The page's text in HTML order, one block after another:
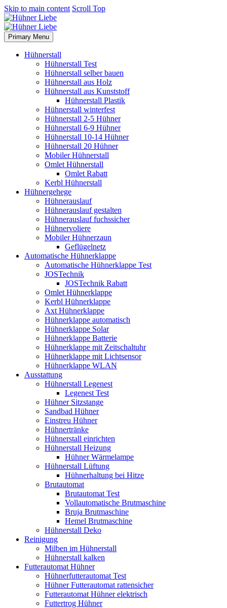
Skip to main content Scroll Top
Primary Menu
Hühnerstall
Hühnerstall Test
Hühnerstall selber bauen
Hühnerstall aus Holz
Hühnerstall aus Kunststoff
Hühnerstall Plastik
Hühnerstall winterfest
Hühnerstall 2-5 Hühner
Hühnerstall 6-9 Hühner
Hühnerstall 10-14 Hühner
Hühnerstall 20 Hühner
Mobiler Hühnerstall
Omlet Hühnerstall
Omlet Rabatt
Kerbl Hühnerstall
Hühnergehege
Hühnerauslauf
Hühnerauslauf gestalten
Hühnerauslauf fuchssicher
Hühnervoliere
Mobiler Hühnerzaun
Geflügelnetz
Automatische Hühnerklappe
Automatische Hühnerklappe Test
JOSTechnik
JOSTechnik Rabatt
Omlet Hühnerklappe
Kerbl Hühnerklappe
Axt Hühnerklappe
Hühnerklappe automatisch
Hühnerklappe Solar
Hühnerklappe Batterie
Hühnerklappe mit Zeitschaltuhr
Hühnerklappe mit Lichtsensor
Hühnerklappe WLAN
Ausstattung
Hühnerstall Legenest
Legenest Test
Hühner Sitzstange
Sandbad Hühner
Einstreu Hühner
Hühnertränke
Hühnerstall einrichten
Hühnerstall Heizung
Hühner Wärmelampe
Hühnerstall Lüftung
Hühnerhaltung bei Hitze
Brutautomat
Brutautomat Test
Vollautomatische Brutmaschine
Bruja Brutmaschine
Hemel Brutmaschine
Hühnerstall Deko
Reinigung
Milben im Hühnerstall
Hühnerstall kalken
Futterautomat Hühner
Hühnerfutterautomat Test
Hühner Futterautomat rattensicher
Futterautomat Hühner elektrisch
Futtertrog Hühner